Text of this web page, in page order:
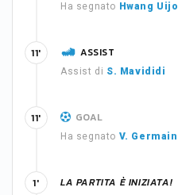
Ha segnato Hwang Uijo
ASSIST
Assist di S. Mavididi
11'
GOAL
Ha segnato V. Germain
11'
LA PARTITA È INIZIATA!
1'